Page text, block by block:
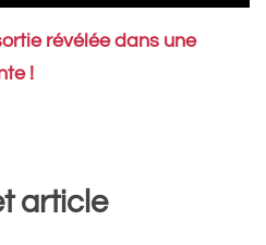
révélée dans une
!
article